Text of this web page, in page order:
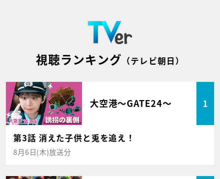
視聴ランキング （テレビ朝日）
大空港～GATE24～ 1
第3話 消えた子供と兎を追え！
8月6日(木)放送分